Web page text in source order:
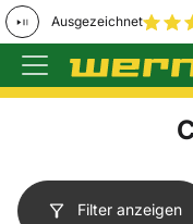
Ausgezeichnet
Zum
Filter anzeigen